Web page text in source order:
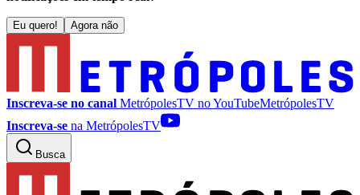
Eu quero! Agora não
Inscreva-se no canal MetrópolesTV noYouTubeMetrópolesTV
Inscreva-se na MetrópolesTV
Busca